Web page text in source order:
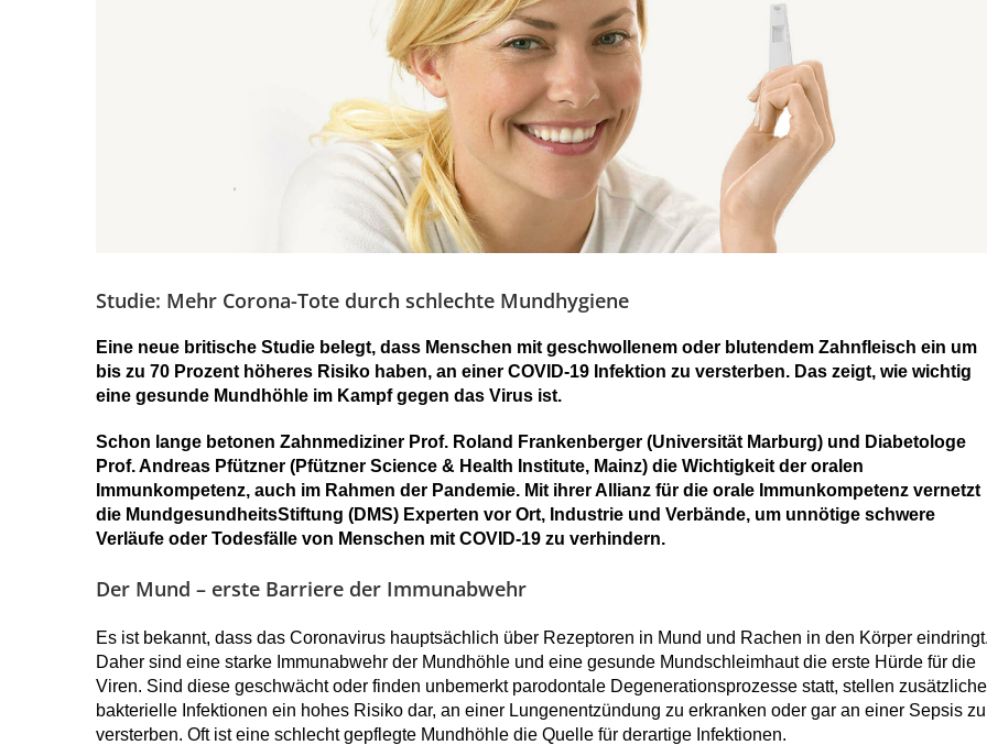
Studie: Mehr Corona-Tote durch schlechte Mundhygiene
Eine neue britische Studie belegt, dass Menschen mit geschwollenem oder blutendem Zahnfleisch ein um
bis zu 70 Prozent höheres Risiko haben, an einer COVID-19 Infektion zu versterben. Das zeigt, wie wichtig
eine gesunde Mundhöhle im Kampf gegen das Virus ist.
Schon lange betonen Zahnmediziner Prof. Roland Frankenberger (Universität Marburg) und Diabetologe
Prof. Andreas Pfützner (Pfützner Science & Health Institute, Mainz) die Wichtigkeit der oralen
Immunkompetenz, auch im Rahmen der Pandemie. Mit ihrer Allianz für die orale Immunkompetenz vernetzt
die MundgesundheitsStiftung (DMS) Experten vor Ort, Industrie und Verbände, um unnötige schwere
Verläufe oder Todesfälle von Menschen mit COVID-19 zu verhindern.
Der Mund – erste Barriere der Immunabwehr
Es ist bekannt, dass das Coronavirus hauptsächlich über Rezeptoren in Mund und Rachen in den Körper
Daher sind eine starke Immunabwehr der Mundhöhle und eine gesunde Mundschleimhaut die erste Hürde für die
Viren. Sind diese geschwächt oder finden unbemerkt parodontale Degenerationsprozesse statt, stellen zusätzliche
bakterielle Infektionen ein hohes Risiko dar, an einer Lungenentzündung zu erkranken oder gar an einer Sepsis zu
versterben. Oft ist eine schlecht gepflegte Mundhöhle die Quelle für derartige Infektionen.